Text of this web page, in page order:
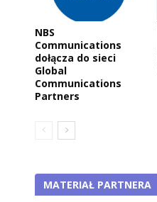
NBS
Communications
dołącza do sieci
Global
Communications
Partners
MATERIAŁ PARTNERA